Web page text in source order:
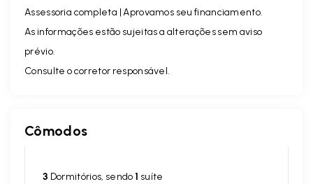
Assessoria completa | Aprovamos seu financiamento.
As informações estão sujeitas a alterações sem aviso
prévio.
Consulte o corretor responsável.
Cômodos
3 Dormitórios, sendo1 suíte